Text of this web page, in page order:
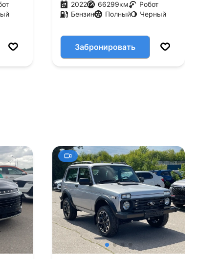
2022 66299км
Робот
Бензин
Полный Черный
Забронировать
+11
Смотреть все фото